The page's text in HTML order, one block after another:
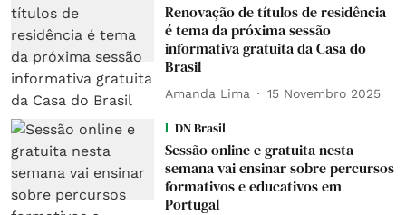
Renovação de títulos de residência
é tema da próxima sessão
informativa gratuita da Casa do
Brasil
Amanda Lima 15 Novembro 2025
DN Brasil
Sessão online e gratuita nesta
semana vai ensinar sobre percursos
formativos e educativos em
Portugal